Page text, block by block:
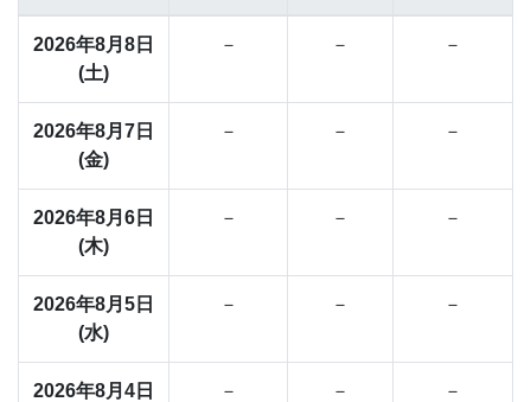
2026年8月8日
(土)
－ － －
2026年8月7日
(金)
－ － －
2026年8月6日
(木)
－ － －
2026年8月5日
(水)
－ － －
2026年8月4日
－ － －